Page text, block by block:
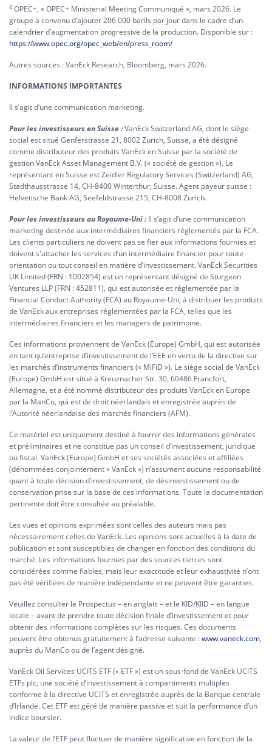
4 OPEC+, « OPEC+ Ministerial Meeting Communiqué », mars 2026. Le
groupe a convenu d’ajouter 206 000 barils par jour dans le cadre d’un
calendrier d’augmentation progressive de la production. Disponible sur :
https://www.opec.org/opec_web/en/press_room/
Autres sources : VanEck Research, Bloomberg, mars 2026.
INFORMATIONS IMPORTANTES
Il s’agit d’une communication marketing.
Pour les investisseurs en Suisse :VanEck Switzerland AG, dont le siège
social est situé Genferstrasse 21, 8002 Zurich, Suisse, a été désigné
comme distributeur des produits VanEck en Suisse par la société de
gestion VanEck Asset Management B.V. (« société de gestion »). Le
représentant en Suisse est Zeidler Regulatory Services (Switzerland) AG,
Stadthausstrasse 14, CH-8400 Winterthur, Suisse. Agent payeur suisse :
Helvetische Bank AG, Seefeldstrasse 215, CH-8008 Zurich.
Pour les investisseurs au Royaume-Uni :Il s’agit d’une communication
marketing destinée aux intermédiaires financiers réglementés par la FCA.
Les clients particuliers ne doivent pas se fier aux informations fournies et
doivent s'attacher les services d’un intermédiaire financier pour toute
orientation ou tout conseil en matière d’investissement. VanEck Securities
UK Limited (FRN : 1002854) est un représentant désigné de Sturgeon
Ventures LLP (FRN : 452811), qui est autorisée et réglementée par la
Financial Conduct Authority (FCA) au Royaume-Uni, à distribuer les produits
de VanEck aux entreprises réglementées par la FCA, telles que les
intermédiaires financiers et les managers de patrimoine.
Ces informations proviennent de VanEck (Europe) GmbH, qui est autorisée
en tant qu’entreprise d’investissement de l’EEE en vertu de la directive sur
les marchés d’instruments financiers (« MiFiD »). Le siège social de VanEck
(Europe) GmbH est situé à Kreuznacher Str. 30, 60486 Francfort,
Allemagne, et a été nommé distributeur des produits VanEck en Europe
par la ManCo, qui est de droit néerlandais et enregistrée auprès de
l’Autorité néerlandaise des marchés financiers (AFM).
Ce matériel est uniquement destiné à fournir des informations générales
et préliminaires et ne constitue pas un conseil d’investissement, juridique
ou fiscal. VanEck (Europe) GmbH et ses sociétés associées et affiliées
(dénommées conjointement « VanEck ») n’assument aucune responsabilité
quant à toute décision d’investissement, de désinvestissement ou de
conservation prise sur la base de ces informations. Toute la documentation
pertinente doit être consultée au préalable.
Les vues et opinions exprimées sont celles des auteurs mais pas
nécessairement celles de VanEck. Les opinions sont actuelles à la date de
publication et sont susceptibles de changer en fonction des conditions du
marché. Les informations fournies par des sources tierces sont
considérées comme fiables, mais leur exactitude et leur exhaustivité n’ont
pas été vérifiées de manière indépendante et ne peuvent être garanties.
Veuillez consulter le Prospectus – en anglais – et le KID/KIID – en langue
locale – avant de prendre toute décision finale d’investissement et pour
obtenir des informations complètes sur les risques. Ces documents
peuvent être obtenus gratuitement à l’adresse suivante :www.vaneck.com,
auprès du ManCo ou de l’agent désigné.
VanEck Oil Services UCITS ETF (« ETF ») est un sous-fond de VanEck UCITS
ETFs plc, une société d’investissement à compartiments multiples
conforme à la directive UCITS et enregistrée auprès de la Banque centrale
d’Irlande. Cet ETF est géré de manière passive et suit la performance d’un
indice boursier.
La valeur de l’ETF peut fluctuer de manière significative en fonction de la